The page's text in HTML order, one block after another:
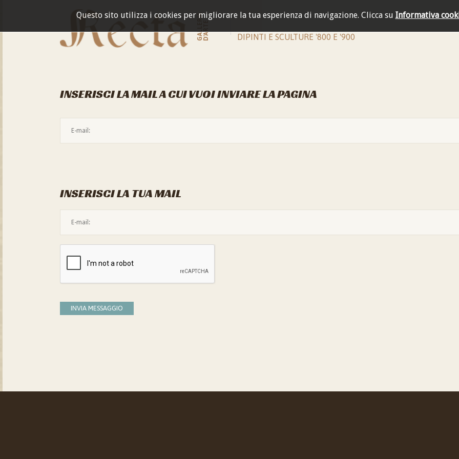
Questo sito utilizza i cookies per migliorare la tua esperienza di navigazione. Clicca su Informativa
GALLERIAD'ARTE DIPINTI E SCULTURE '800 E '900
INSERISCI LA MAIL A CUI VUOI INVIARE LA PAGINA
INSERISCI LA TUA MAIL
INVIA MESSAGGIO